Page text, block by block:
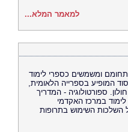
למאמר המלא...
ומשמשים כספרי לימוד
אבן הפינה בתחום פיתוח הגוף (1993): ספר יסוד המופיע בספרייה הלאומית,
ספורטולוגיה - המדריך
לימוד במרכז האקדמי
לדעת (2006): מחקר מעמיק על השלכות השימוש בתרופות